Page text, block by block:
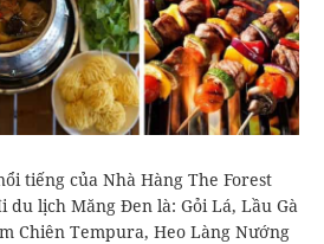
tiếng của Nhà Hàng The Forest
lịch Măng Đen là: Gỏi Lá, Lầu Gà
Chiên Tempura, Heo Làng Nướng